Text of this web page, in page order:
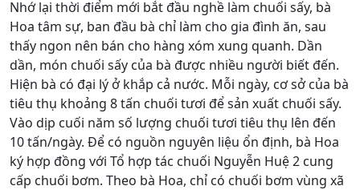
Nhớ lại thời điểm mới bắt đầu nghề làm chuối sấy, bà
Hoa tâm sự, ban đầu bà chỉ làm cho gia đình ăn, sau
thấy ngon nên bán cho hàng xóm xung quanh. Dần
dần, món chuối sấy của bà được nhiều người biết đến.
Hiện bà có đại lý ở khắp cả nước. Mỗi ngày, cơ sở của bà
tiêu thụ khoảng 8 tấn chuối tươi để sản xuất chuối sấy.
Vào dịp cuối năm số lượng chuối tươi tiêu thụ lên đến
10 tấn/ngày. Để có nguồn nguyên liệu ổn định, bà Hoa
ký hợp đồng với Tổ hợp tác chuối Nguyễn Huệ 2 cung
cấp chuối bơm. Theo bà Hoa, chỉ có chuối bơm vùng xã